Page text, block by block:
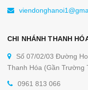
CHI NHÁNH THANH
Số 07/02/03 Đường
Thanh Hóa (Gần Trường
0961 813 066